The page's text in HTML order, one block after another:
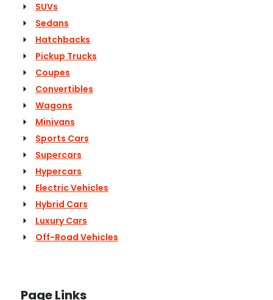
SUVs
Sedans
Hatchbacks
Pickup Trucks
Coupes
Convertibles
Wagons
Minivans
Sports Cars
Supercars
Hypercars
Electric Vehicles
Hybrid Cars
Luxury Cars
Off-Road Vehicles
Page Links